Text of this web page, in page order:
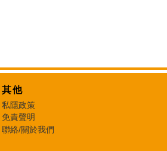
其他
私隱政策
免責聲明
聯絡/關於我們